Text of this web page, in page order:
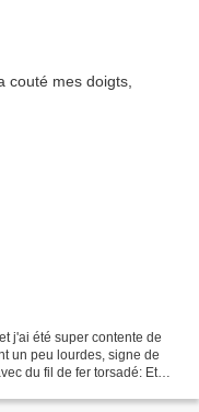
j'ai été super contente de
un peu lourdes, signe de
du fil de fer torsadé: Et